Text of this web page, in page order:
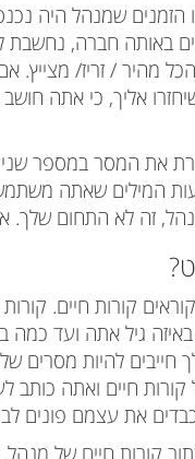
הזמנים שמנהל היה
משם לפנסיה. כיום, עבודה במשך 5 שנים באותה
הכל מהיר / זריז/ מצייץ.
אליך, כי אתה
את המסר במספר
המילים שאתה
זה לא התחום שלך.
קורות חיים.
גיל אתה ועד כמה
להיות מסרים של
חיים ואתה כותב
את עצמם פונים
קורות חיים של מנהל,